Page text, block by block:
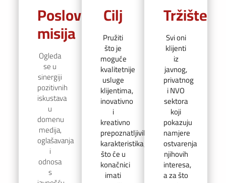
Poslovna
misija
Ogleda
se u
sinergiji
pozitivnih
iskustava
u
domenu
medija,
oglašavanja
i
odnosa
s
Cilj
Pružiti
što je
moguće
kvalitetnije
usluge
klijentima,
inovativno
i
kreativno
prepoznatljivih
karakteristika,
što će u
konačnici
imati
Tržište
Svi oni
klijenti
iz
javnog,
privatnog
i NVO
sektora
koji
pokazuju
namjere
ostvarenja
njihovih
interesa,
a za što